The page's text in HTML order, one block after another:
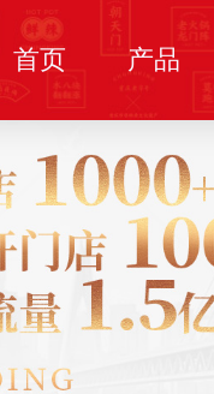
首页 产品